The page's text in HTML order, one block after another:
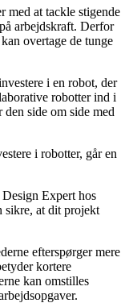
med at tackle stigende
arbejdskraft. Derfor
overtage de tunge
i en robot, der
robotter ind i
side om side med
i robotter, går en
Expert hos
sikre, at dit projekt
efterspørger mere
kortere
kan omstilles